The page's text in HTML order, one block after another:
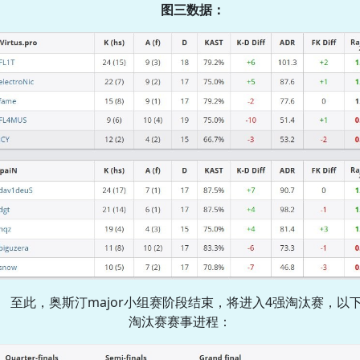
图三数据：
至此，奥斯汀major小组赛阶段结束，将进入4强淘汰赛，以
淘汰赛赛事进程：